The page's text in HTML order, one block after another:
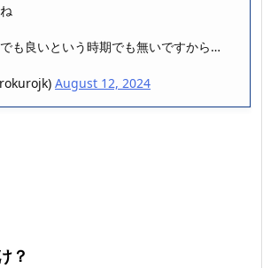
も良いという時期でも無いですから…
August 12, 2024
？